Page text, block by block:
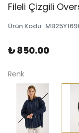
Fileli Çizgili
Ürün Kodu:
₺ 850.00
Renk